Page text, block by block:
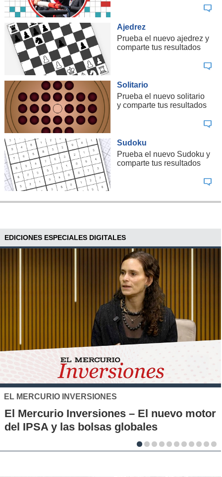
Ajedrez
Prueba el nuevo ajedrez y
comparte tus resultados
Solitario
Prueba el nuevo solitario
y comparte tus resultados
Sudoku
Prueba el nuevo Sudoku y
comparte tus resultados
EDICIONES ESPECIALES DIGITALES
SANTO TOMÁS
IP-CFT Santo Tomás y Red de Hubs
Municipales firman alianza para impulsar
la innovación en los territorios